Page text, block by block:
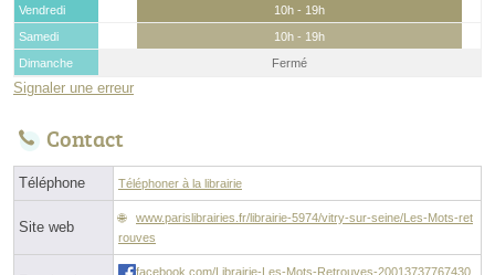
Vendredi
10h - 19h
Samedi
10h - 19h
Dimanche
Fermé
Signaler une erreur
Contact
Téléphone Téléphoner à la librairie
Site web
www.parislibrairies.fr/librairie-5974/vitry-sur-seine/Les-Mots-ret
rouves
facebook.com/Librairie-Les-Mots-Retrouves-20013737767430